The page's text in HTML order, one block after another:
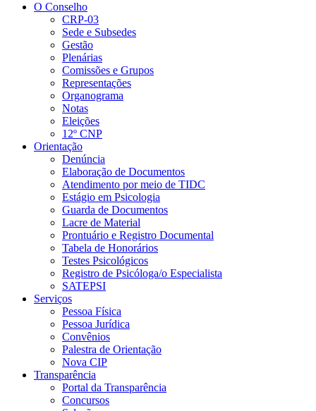
O Conselho
CRP-03
Sede e Subsedes
Gestão
Plenárias
Comissões e Grupos
Representações
Organograma
Notas
Eleições
12º CNP
Orientação
Denúncia
Elaboração de Documentos
Atendimento por meio de TIDC
Estágio em Psicologia
Guarda de Documentos
Lacre de Material
Prontuário e Registro Documental
Tabela de Honorários
Testes Psicológicos
Registro de Psicóloga/o Especialista
SATEPSI
Serviços
Pessoa Física
Pessoa Jurídica
Convênios
Palestra de Orientação
Nova CIP
Transparência
Portal da Transparência
Concursos